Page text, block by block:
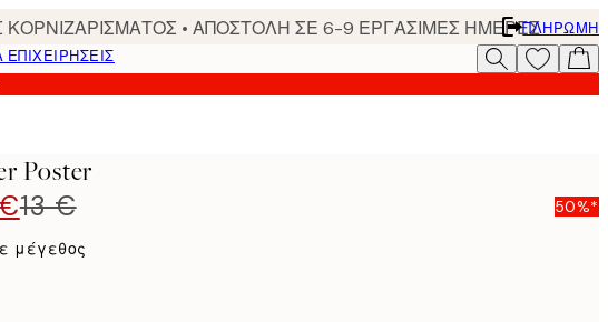
• ΑΠΟΣΤΟΛΗ ΣΕ 6-9 ΕΡΓΑΣΙΜΕΣ ΗΜΕΡΕΣΠΛΗΡΩΜΉ
ΕΠΙΧΕΙΡΗΣΕΙΣ
Poster
13 € 50%*
μέγεθος